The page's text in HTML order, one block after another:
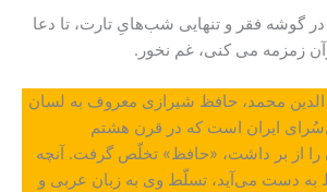
گوشه فقر و تنهایی شب‌هایِ تارت، تا دعا
زمزمه می کنی، غم نخور.
محمد، حافظ شیرازی معروف به لسان
ایران است که در قرن هشتم
از بر داشت، «حافظ» تخلّص گرفت. آنچه
به دست می‌آید، تسلّط وی به زبان عربی و